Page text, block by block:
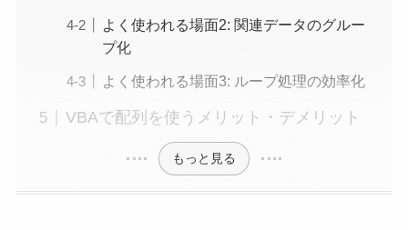
よく使われる場面2: 関連データのグルー
プ化
よく使われる場面3: ループ処理の効率化
VBAで配列を使うメリット・デメリット
もっと見る